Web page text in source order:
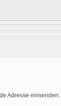
Adresse einsenden.